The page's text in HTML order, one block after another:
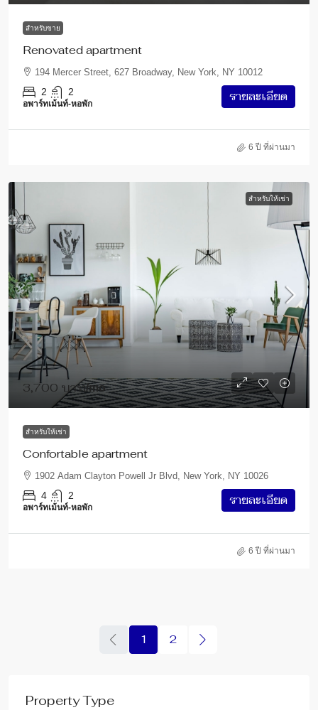
สำหรับขาย
Renovated apartment
194 Mercer Street, 627 Broadway, New York, NY 10012
2 2
อพาร์ทเม้นท์-หอพัก
รายละเอียด
6 ปี ที่ผ่านมา
สำหรับให้เช่า
3,700 บาท/mo
สำหรับให้เช่า
Confortable apartment
1902 Adam Clayton Powell Jr Blvd, New York, NY 10026
4 2
อพาร์ทเม้นท์-หอพัก
รายละเอียด
6 ปี ที่ผ่านมา
1 2
Property Type